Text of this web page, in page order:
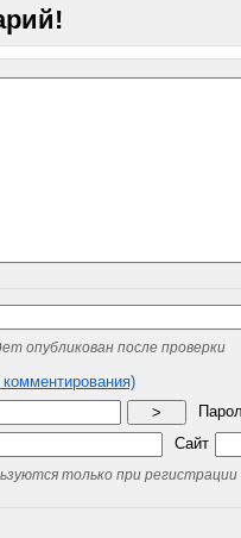
опубликован после проверки
комментирования)
>
Сайт
только при регистрации